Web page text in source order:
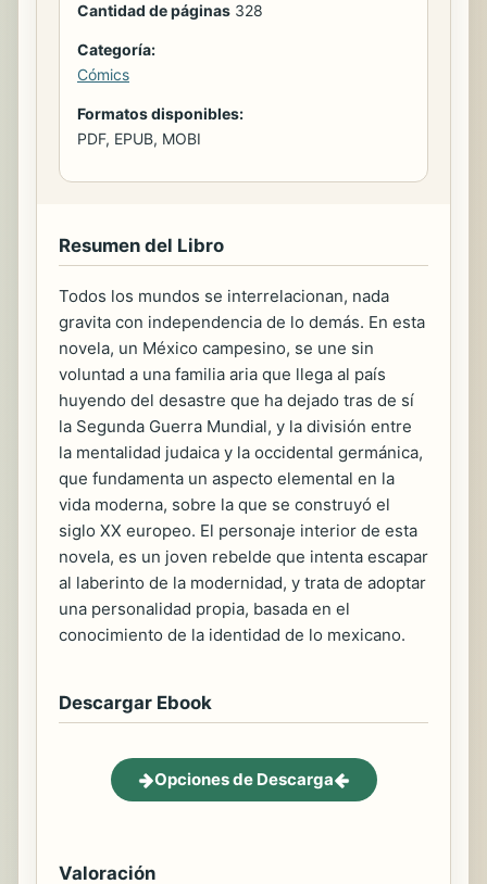
Cantidad de páginas 328
Categoría:
Cómics
Formatos disponibles:
PDF, EPUB, MOBI
Resumen del Libro
Todos los mundos se interrelacionan, nada
gravita con independencia de lo demás. En esta
novela, un México campesino, se une sin
voluntad a una familia aria que llega al país
huyendo del desastre que ha dejado tras de sí
la Segunda Guerra Mundial, y la división entre
la mentalidad judaica y la occidental germánica,
que fundamenta un aspecto elemental en la
vida moderna, sobre la que se construyó el
siglo XX europeo. El personaje interior de esta
novela, es un joven rebelde que intenta escapar
al laberinto de la modernidad, y trata de adoptar
una personalidad propia, basada en el
conocimiento de la identidad de lo mexicano.
Descargar Ebook
Opciones de Descarga
Valoración